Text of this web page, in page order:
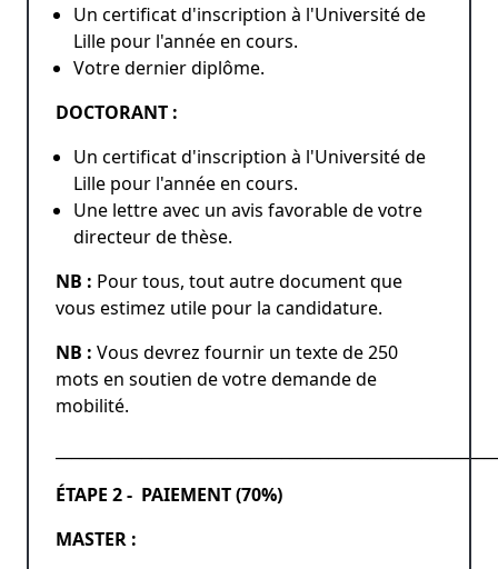
Un certificat d'inscription à l'Université de
Lille pour l'année en cours.
Votre dernier diplôme.
DOCTORANT :
Un certificat d'inscription à l'Université de
Lille pour l'année en cours.
Une lettre avec un avis favorable de votre
directeur de thèse.
NB : Pour tous, tout autre document que
vous estimez utile pour la candidature.
NB : Vous devrez fournir un texte de 250
mots en soutien de votre demande de
mobilité.
ÉTAPE 2 - PAIEMENT (70%)
MASTER :